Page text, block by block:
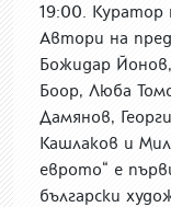
19:00. Куратор
Автори на
Божидар
Боор, Люба
Дамянов,
Кашлаков и
еврото“ е
български